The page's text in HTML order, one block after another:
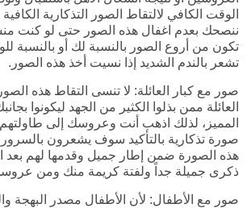
الوقت الكافي لالتقاط الصور التذكارية
ننصحك بعدم اغفال هذه الصور حتى لو كنت
تكون من أروع الصور بالنسبة لك أو بالنسبة
تشعر بالندم الشديد إذا نسيت أخذ هذه الصور.
صور مع كبار العائلة: لا تنسى التقاط هذه
العائلة ممن بذلوا الكثير من الجهد ليكونوا
المميز، لذلك اذهب أنت وعروسك إلى
صورة تذكارية بالتأكيد سوف يشعرون
هذه الصورة ضمن إطار جميل وقدمها لهم بعد
ذكرى جميلة جداً ولفتة كريمة منك ومن
صور مع الأطفال: لأن الأطفال مصدر البهجة